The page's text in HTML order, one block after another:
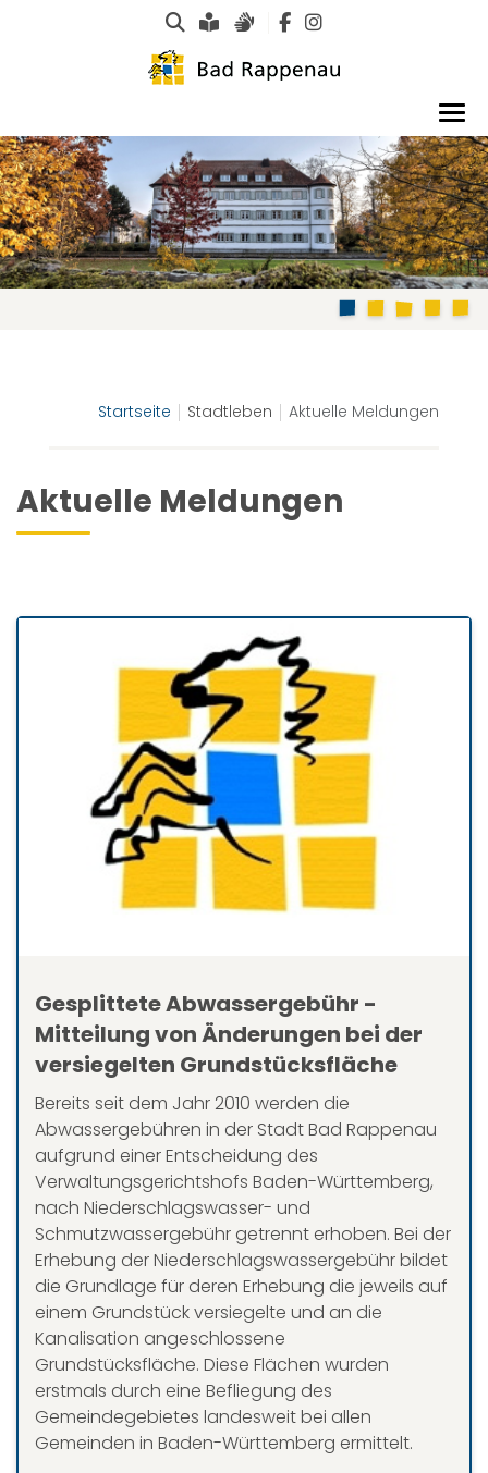
Suche
Leichte Sprache
Gebärdensprachen
Startseite Stadtleben Aktuelle Meldungen
Aktuelle Meldungen
Gesplittete Abwassergebühr -
Mitteilung von Änderungen bei der
versiegelten Grundstücksfläche
Bereits seit dem Jahr 2010 werden die
Abwassergebühren in der Stadt Bad Rappenau
aufgrund einer Entscheidung des
Verwaltungsgerichtshofs Baden-Württemberg,
nach Niederschlagswasser- und
Schmutzwassergebühr getrennt erhoben. Bei der
Erhebung der Niederschlagswassergebühr bildet
die Grundlage für deren Erhebung die jeweils auf
einem Grundstück versiegelte und an die
Kanalisation angeschlossene
Grundstücksfläche. Diese Flächen wurden
erstmals durch eine Befliegung des
Gemeindegebietes landesweit bei allen
Gemeinden in Baden-Württemberg ermittelt.